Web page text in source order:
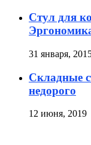
Стул для
31 января,
Складные
недорого
12 июня, 2019